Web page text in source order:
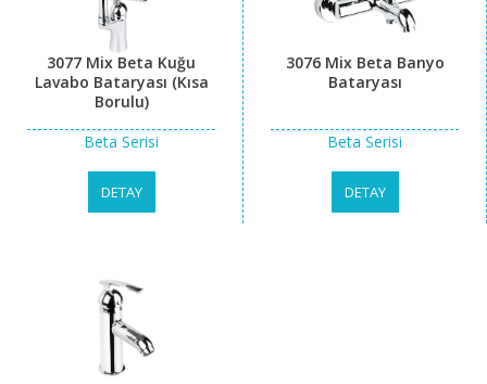
3077 Mix Beta Kuğu
Lavabo Bataryası (Kısa
Borulu)
Beta Serisi
DETAY
3076 Mix Beta Banyo
Bataryası
Beta Serisi
DETAY